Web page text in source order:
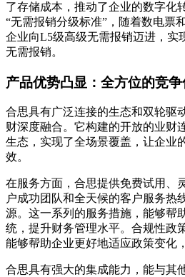
了存储成本，推动了企业的数字化
“无需报销分级标准”，随着数电票
企业向L5级高级无需报销迈进，实
无需报销。
产品优势凸显：全方位的竞
合思具有广泛连接的生态和双轮驱
财深度融合。它构建的开放的业财
生态，实现了全场景覆盖，让企业
效。
在服务方面，合思提供免费试用、
户成功团队和全天候的客户服务热
源。这一系列的服务措施，能够帮
统，提升财务管理水平。合规性政
能够帮助企业更好地适应政策变化
合思具有强大的集成能力，能与其